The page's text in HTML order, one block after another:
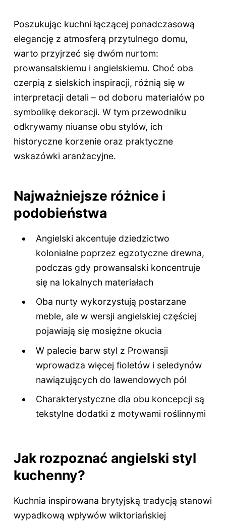
Poszukując kuchni łączącej ponadczasową
elegancję z atmosferą przytulnego domu,
warto przyjrzeć się dwóm nurtom:
prowansalskiemu i angielskiemu. Choć oba
czerpią z sielskich inspiracji, różnią się w
interpretacji detali – od doboru materiałów po
symbolikę dekoracji. W tym przewodniku
odkrywamy niuanse obu stylów, ich
historyczne korzenie oraz praktyczne
wskazówki aranżacyjne.
Najważniejsze różnice i
podobieństwa
Angielski akcentuje dziedzictwo
kolonialne poprzez egzotyczne drewna,
podczas gdy prowansalski koncentruje
się na lokalnych materiałach
Oba nurty wykorzystują postarzane
meble, ale w wersji angielskiej częściej
pojawiają się mosiężne okucia
W palecie barw styl z Prowansji
wprowadza więcej fioletów i seledynów
nawiązujących do lawendowych pól
Charakterystyczne dla obu koncepcji są
tekstylne dodatki z motywami roślinnymi
Jak rozpoznać angielski styl
kuchenny?
Kuchnia inspirowana brytyjską tradycją stanowi
wypadkową wpływów wiktoriańskiej